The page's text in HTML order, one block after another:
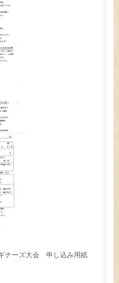
ナーズ大会 申し込み用紙